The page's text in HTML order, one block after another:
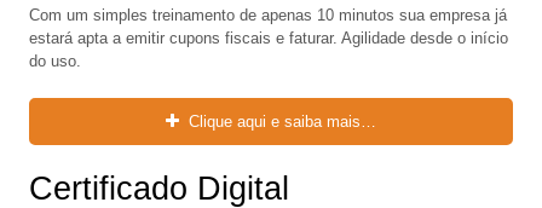
Com um simples treinamento de apenas 10 minutos sua empresa já
estará apta a emitir cupons fiscais e faturar. Agilidade desde o início
do uso.
Clique aqui e saiba mais…
Certificado Digital